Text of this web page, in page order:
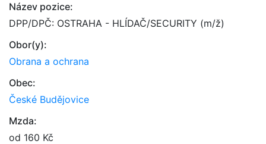
Název pozice:
DPP/DPČ: OSTRAHA - HLÍDAČ/SECURITY (m/ž)
Obor(y):
Obrana a ochrana
Obec:
České Budějovice
Mzda:
od 160 Kč